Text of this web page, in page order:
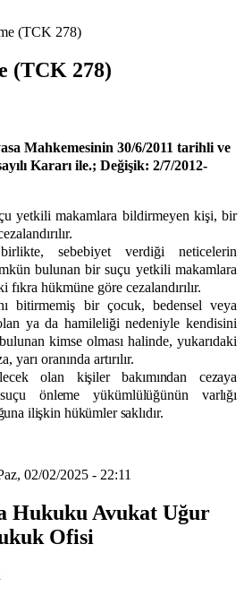
(TCK 278)
(TCK 278)
Mahkemesinin 30/6/2011 tarihli ve
Kararı ile.; Değişik: 2/7/2012-
yetkili makamlara bildirmeyen kişi, bir
sebebiyet verdiği neticelerin
bulunan bir suçu yetkili makamlara
hükmüne göre cezalandırılır.
bitirmemiş bir çocuk, bedensel veya
ya da hamileliği nedeniyle kendisini
kimse olması halinde, yukarıdaki
yarı oranında artırılır.
olan kişiler bakımından cezaya
önleme yükümlülüğünün varlığı
ilişkin hükümler saklıdır.
02/02/2025 - 22:11
Hukuku Avukat Uğur
Ofisi